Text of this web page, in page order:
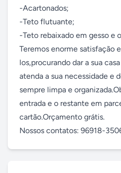
-Acartonados;
-Teto flutuante;
-Teto rebaixado em gesso e
Teremos enorme satisfação
los,procurando dar a sua
atenda a sua necessidade e
sempre limpa e
entrada e o restante em
cartão.Orçamento grátis.
Nossos contatos: 96918-